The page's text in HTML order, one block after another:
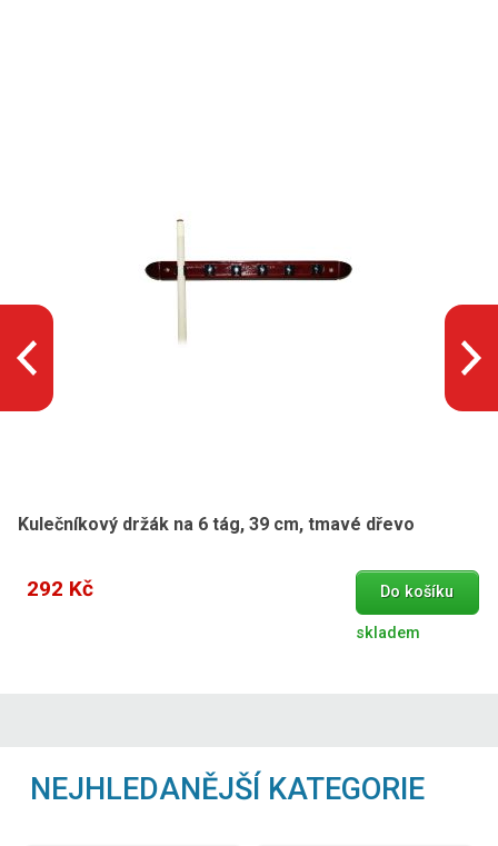
Kulečníkový držák na 6 tág, 39 cm, tmavé dřevo
292 Kč Do košíku
skladem
NEJHLEDANĚJŠÍ KATEGORIE